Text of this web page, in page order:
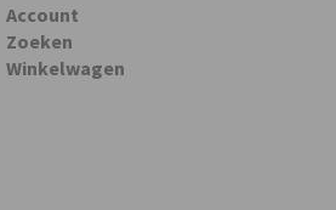
Account
Zoeken
Winkelwagen